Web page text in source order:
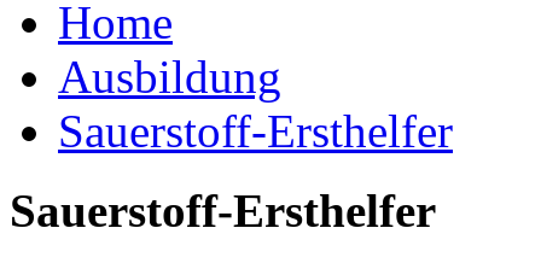
Home
Ausbildung
Sauerstoff-Ersthelfer
Sauerstoff-Ersthelfer